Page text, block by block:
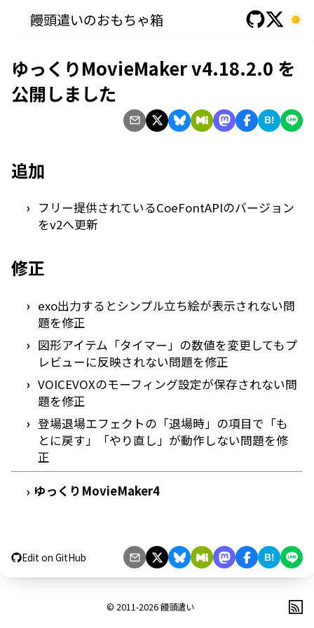
饅頭遣いのおもちゃ箱
ゆっくりMovieMaker v4.18.2.0 を
公開しました
B!
追加
フリー提供されているCoeFontAPIのバージョン
をv2へ更新
修正
exo出力するとシンプル立ち絵が表示されない問
題を修正
図形アイテム「タイマー」の数値を変更してもプ
レビューに反映されない問題を修正
VOICEVOXのモーフィング設定が保存されない問
題を修正
登場退場エフェクトの「退場時」の項目で「も
とに戻す」「やり直し」が動作しない問題を修
正
› ゆっくりMovieMaker4
Edit on GitHub B!
© 2011-2026饅頭遣い